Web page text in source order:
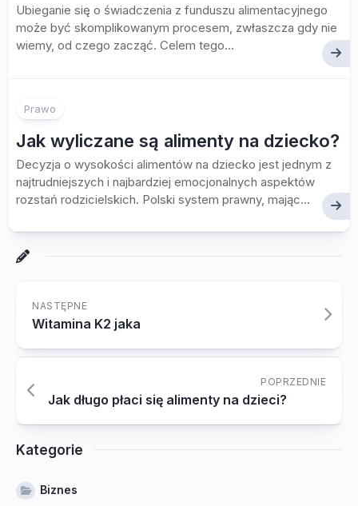
Ubieganie się o świadczenia z funduszu alimentacyjnego
może być skomplikowanym procesem, zwłaszcza gdy nie
wiemy, od czego zacząć. Celem tego...
Prawo
Jak wyliczane są alimenty na dziecko?
Decyzja o wysokości alimentów na dziecko jest jednym z
najtrudniejszych i najbardziej emocjonalnych aspektów
rozstań rodzicielskich. Polski system prawny, mając...
NASTĘPNE
Witamina K2 jaka
POPRZEDNIE
Jak długo płaci się alimenty na dzieci?
Kategorie
Biznes